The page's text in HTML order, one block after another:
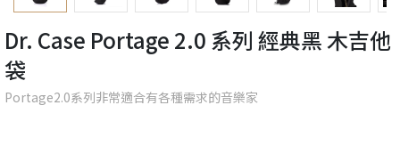
Dr. Case Portage 2.0 系列 經典黑 木吉他
袋
Portage2.0系列非常適合有各種需求的音樂家